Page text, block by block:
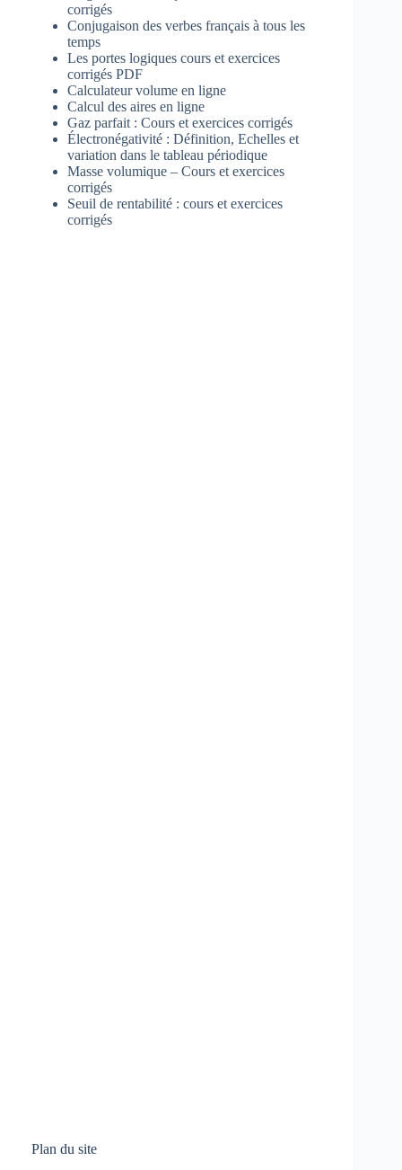
corrigés
Conjugaison des verbes français à tous les
temps
Les portes logiques cours et exercices
corrigés PDF
Calculateur volume en ligne
Calcul des aires en ligne
Gaz parfait : Cours et exercices corrigés
Électronégativité : Définition, Echelles et
variation dans le tableau périodique
Masse volumique – Cours et exercices
corrigés
Seuil de rentabilité : cours et exercices
corrigés
Plan du site